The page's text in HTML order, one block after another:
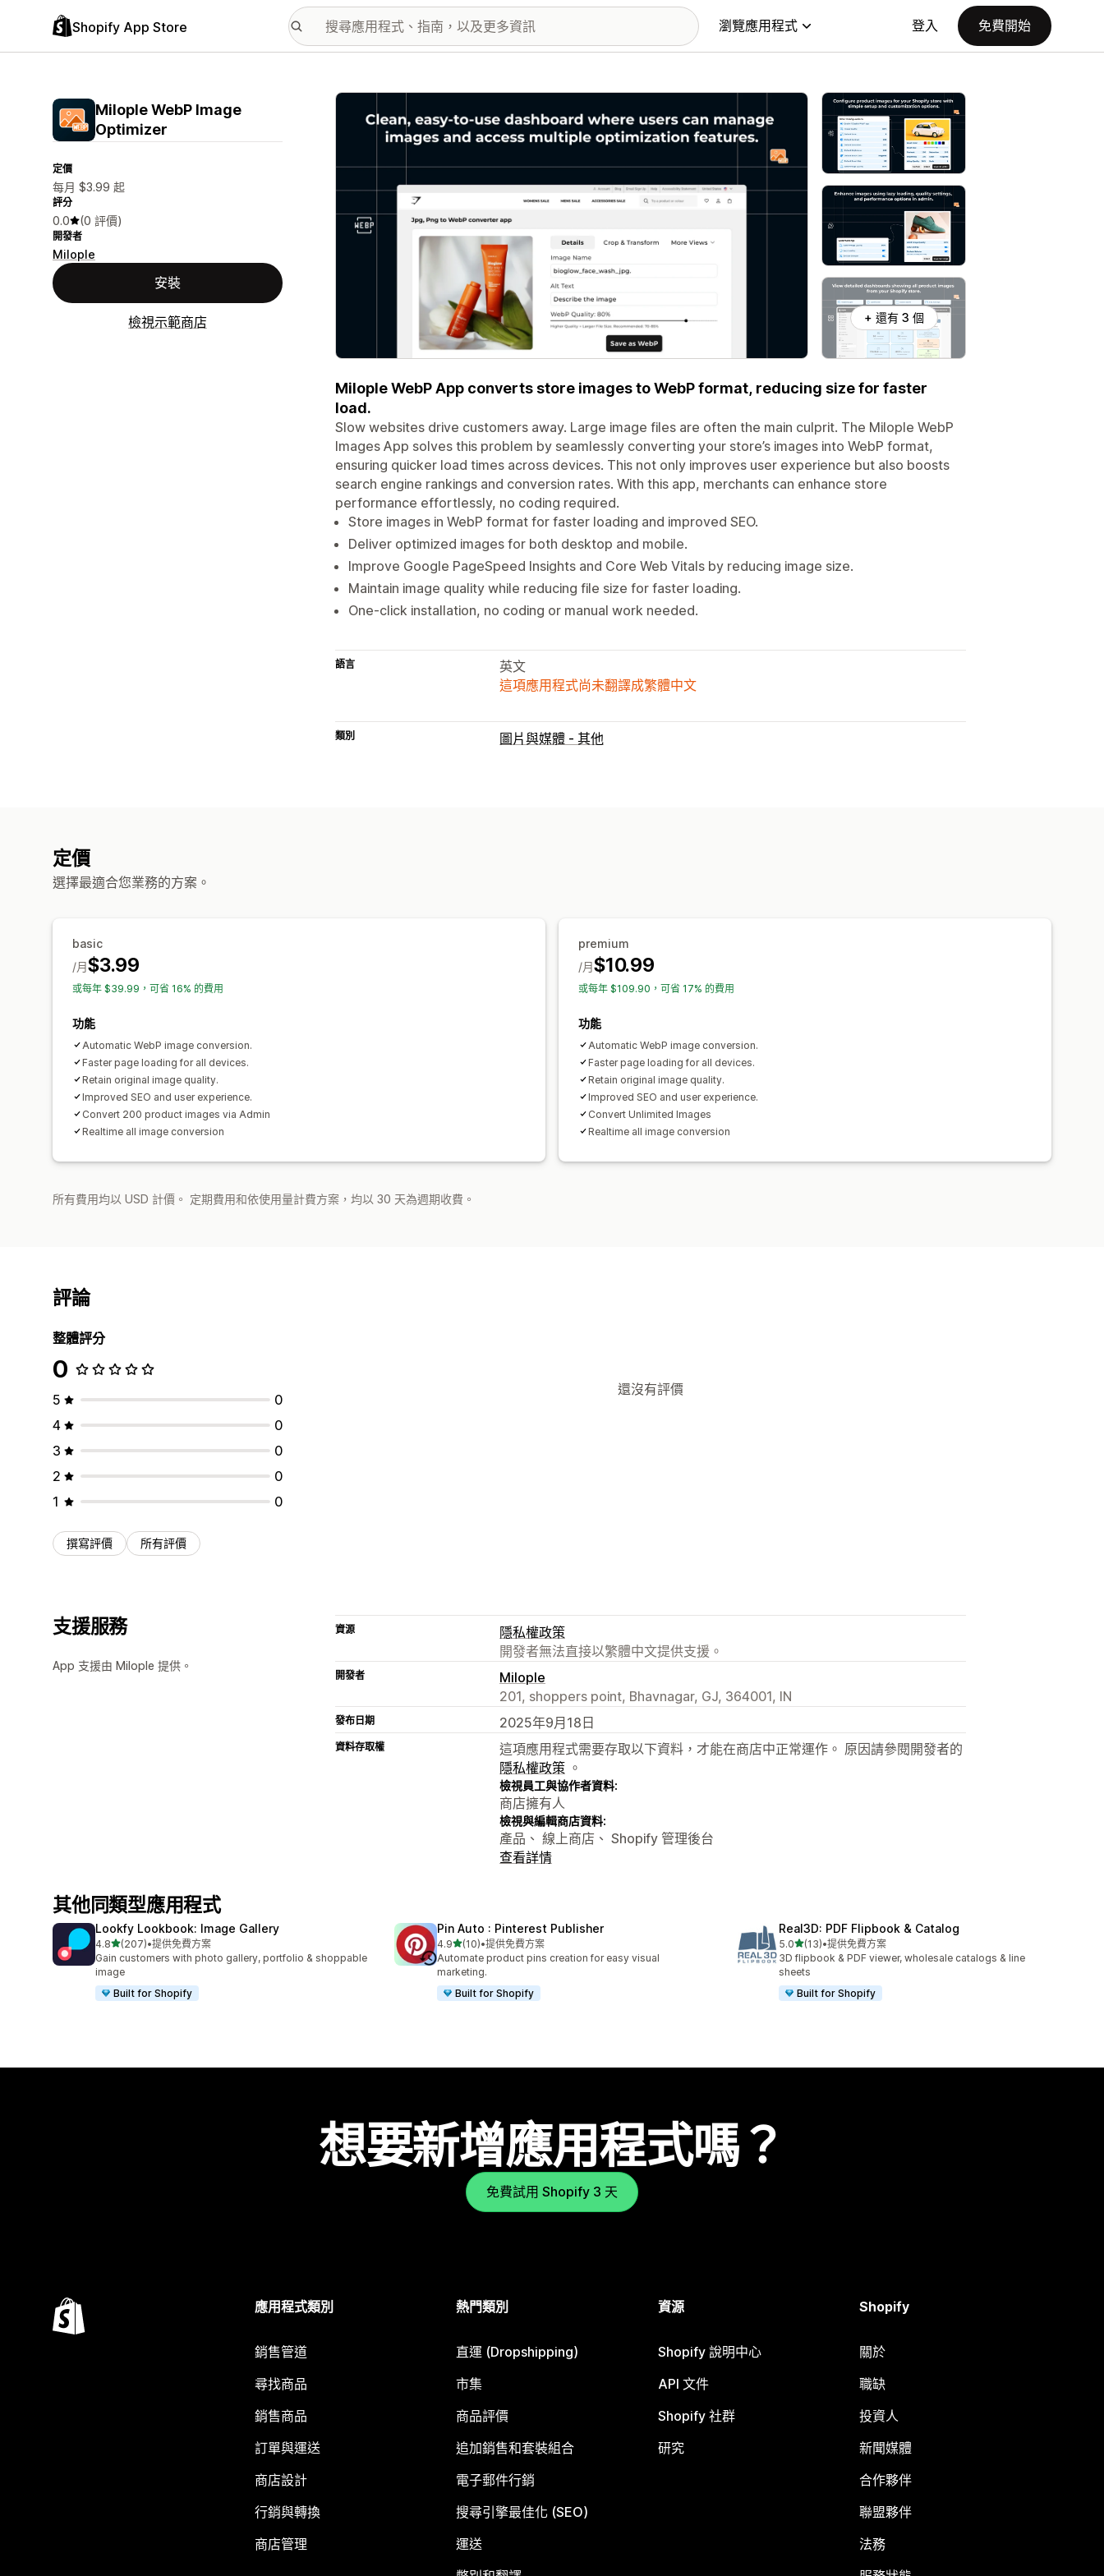
Shopify App Store 瀏覽應用程式 登入 免費開始
Milople WebP Image
Optimizer
定價
每月 $3.99 起
評分
0.0 (0 評價)
開發者
Milople
安裝
檢視示範商店
主要圖片圖庫
+ 還有 3 個
Milople WebP App converts store images to WebP format, reducing size for faster
load.
Slow websites drive customers away. Large image files are often the main culprit. The Milople WebP
Images App solves this problem by seamlessly converting your store’s images into WebP format,
ensuring quicker load times across devices. This not only improves user experience but also boosts
search engine rankings and conversion rates. With this app, merchants can enhance store
performance effortlessly, no coding required.
Store images in WebP format for faster loading and improved SEO.
Deliver optimized images for both desktop and mobile.
Improve Google PageSpeed Insights and Core Web Vitals by reducing image size.
Maintain image quality while reducing file size for faster loading.
One-click installation, no coding or manual work needed.
語言
英文
這項應用程式尚未翻譯成繁體中文
類別 圖片與媒體 - 其他
定價
選擇最適合您業務的方案。
basic
$3.99
/月
或每年 $39.99，可省 16% 的費用
功能
Automatic WebP image conversion.
Faster page loading for all devices.
Retain original image quality.
Improved SEO and user experience.
Convert 200 product images via Admin
Realtime all image conversion
premium
$10.99
/月
或每年 $109.90，可省 17% 的費用
功能
Automatic WebP image conversion.
Faster page loading for all devices.
Retain original image quality.
Improved SEO and user experience.
Convert Unlimited Images
Realtime all image conversion
所有費用均以 USD 計價。 定期費用和依使用量計費方案，均以 30 天為週期收費。
評論
整體評分
0
5
0
4
0
3
0
2
0
1
0
撰寫評價 所有評價
還沒有評價
支援服務
App 支援由 Milople 提供。
資源
隱私權政策
開發者無法直接以繁體中文提供支援。
開發者
Milople
201, shoppers point, Bhavnagar, GJ, 364001, IN
發布日期 2025年9月18日
資料存取權
這項應用程式需要存取以下資料，才能在商店中正常運作。 原因請參閱開發者的
隱私權政策 。
檢視員工與協作者資料:
商店擁有人
檢視與編輯商店資料:
產品、 線上商店、 Shopify 管理後台
查看詳情
其他同類型應用程式
Lookfy Lookbook: Image Gallery
4.8滿分 5 顆星
(207)
共有 207 則評價
•提供免費方案
Gain customers with photo gallery, portfolio & shoppable
image
Built for Shopify
Pin Auto : Pinterest Publisher
4.9滿分 5 顆星
(10)
共有 10 則評價
•提供免費方案
Automate product pins creation for easy visual
marketing.
Built for Shopify
Real3D: PDF Flipbook & Catalog
5.0滿分 5 顆星
(13)
共有 13 則評價
•提供免費方案
3D flipbook & PDF viewer, wholesale catalogs & line
sheets
Built for Shopify
想要新增應用程式嗎？
免費試用 Shopify 3 天
應用程式類別
銷售管道
尋找商品
銷售商品
訂單與運送
商店設計
行銷與轉換
商店管理
熱門類別
直運 (Dropshipping)
市集
商品評價
追加銷售和套裝組合
電子郵件行銷
搜尋引擎最佳化 (SEO)
運送
資源
Shopify 說明中心
API 文件
Shopify 社群
研究
Shopify
關於
職缺
投資人
新聞媒體
合作夥伴
聯盟夥伴
法務